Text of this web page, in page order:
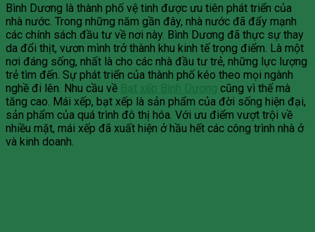
Bình Dương là thành phố vệ tinh được ưu tiên phát triển của
nhà nước. Trong những năm gần đây, nhà nước đã đẩy mạnh
các chính sách đầu tư về nơi này. Bình Dương đã thực sự thay
da đổi thịt, vươn mình trở thành khu kinh tế trọng điểm. Là một
nơi đáng sống, nhất là cho các nhà đầu tư trẻ, những lực lượng
trẻ tìm đến. Sự phát triển của thành phố kéo theo mọi ngành
nghề đi lên. Nhu cầu về Bạt xếp Bình Dương cũng vì thế mà
tăng cao. Mái xếp, bạt xếp là sản phẩm của đời sống hiện đại,
sản phẩm của quá trình đô thị hóa. Với ưu điểm vượt trội về
nhiều mặt, mái xếp đã xuất hiện ở hầu hết các công trình nhà ở
và kinh doanh.